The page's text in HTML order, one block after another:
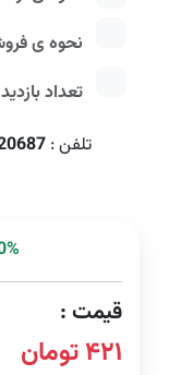
نحوه ی
تعداد
تلفن :
قیمت :
۴۲۱ تومان